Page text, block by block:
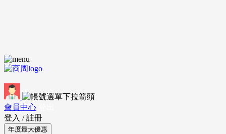
會員中心
登入 / 註冊
年度最大優惠